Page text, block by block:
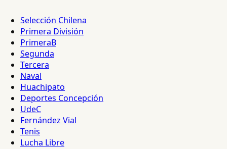
Selección Chilena
Primera División
PrimeraB
Segunda
Tercera
Naval
Huachipato
Deportes Concepción
UdeC
Fernández Vial
Tenis
Lucha Libre